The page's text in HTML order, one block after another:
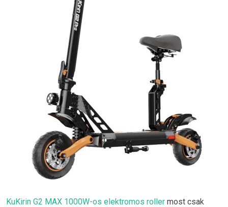
KuKirin G2 MAX 1000W-os elektromos roller most csak